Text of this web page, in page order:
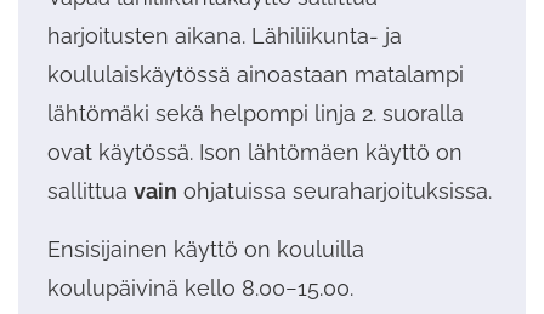
harjoitusten aikana. Lähiliikunta- ja
koululaiskäytössä ainoastaan matalampi
lähtömäki sekä helpompi linja 2. suoralla
ovat käytössä. Ison lähtömäen käyttö on
sallittua vain ohjatuissa seuraharjoituksissa.
Ensisijainen käyttö on kouluilla
koulupäivinä kello 8.00−15.00.